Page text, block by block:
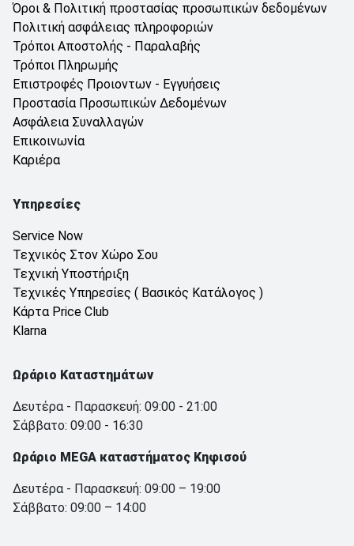
Όροι & Πολιτική προστασίας προσωπικών δεδομένων
Πολιτική ασφάλειας πληροφοριών
Τρόποι Αποστολής - Παραλαβής
Τρόποι Πληρωμής
Επιστροφές Προιοντων - Εγγυήσεις
Προστασία Προσωπικών Δεδομένων
Ασφάλεια Συναλλαγών
Επικοινωνία
Καριέρα
Υπηρεσίες
Service Now
Τεχνικός Στον Χώρο Σου
Τεχνική Υποστήριξη
Τεχνικές Υπηρεσίες ( Βασικός Κατάλογος )
Κάρτα Price Club
Klarna
Ωράριο Καταστημάτων
Δευτέρα - Παρασκευή: 09:00 - 21:00
Σάββατο: 09:00 - 16:30
Ωράριο MEGA καταστήματος Κηφισού
Δευτέρα - Παρασκευή: 09:00 – 19:00
Σάββατο: 09:00 – 14:00